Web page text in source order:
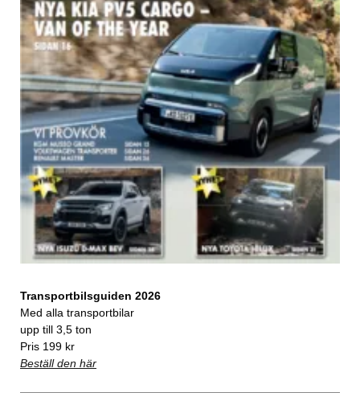
Transportbilsguiden 2026
Med alla transportbilar
upp till 3,5 ton
Pris 199 kr
Beställ den här